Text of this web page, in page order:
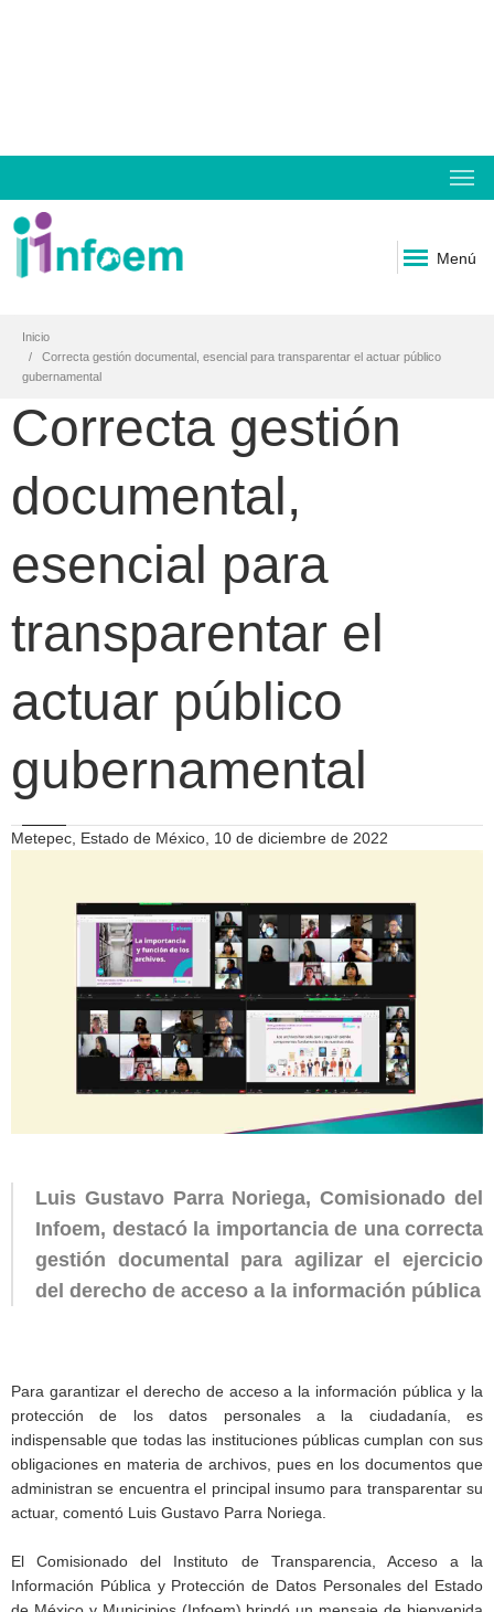
Menú
Inicio
Correcta gestión documental, esencial para transparentar el actuar público
gubernamental
Correcta gestión
documental,
esencial para
transparentar el
actuar público
gubernamental
Metepec, Estado de México, 10 de diciembre de 2022
Luis Gustavo Parra Noriega, Comisionado del
Infoem, destacó la importancia de una correcta
gestión documental para agilizar el ejercicio
del derecho de acceso a la información pública
Para garantizar el derecho de acceso a la información pública y la
protección de los datos personales a la ciudadanía, es
indispensable que todas las instituciones públicas cumplan con sus
obligaciones en materia de archivos, pues en los documentos que
administran se encuentra el principal insumo para transparentar su
actuar, comentó Luis Gustavo Parra Noriega.
El Comisionado del Instituto de Transparencia, Acceso a la
Información Pública y Protección de Datos Personales del Estado